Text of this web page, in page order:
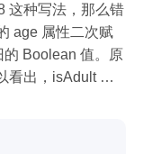
这种写法，那么错
age 属性二次赋
Boolean 值。原
看出，isAdult 属
属性且在构造
原来的那个初始